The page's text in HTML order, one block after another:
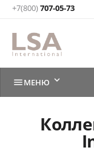
+7(800)707-05-73
МЕНЮ 